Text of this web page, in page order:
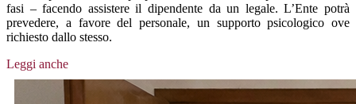
fasi – facendo assistere il dipendente da un legale. L’Ente potrà
prevedere, a favore del personale, un supporto psicologico ove
richiesto dallo stesso.
Leggi anche